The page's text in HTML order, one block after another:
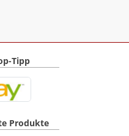
Tipp
Produkte